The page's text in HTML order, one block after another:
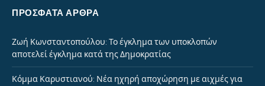
ΠΡΌΣΦΑΤΑ ΆΡΘΡΑ
Ζωή Κωνσταντοπούλου: Το έγκλημα των υποκλοπών
αποτελεί έγκλημα κατά της Δημοκρατίας
Κόμμα Καρυστιανού: Νέα ηχηρή αποχώρηση με αιχμές για